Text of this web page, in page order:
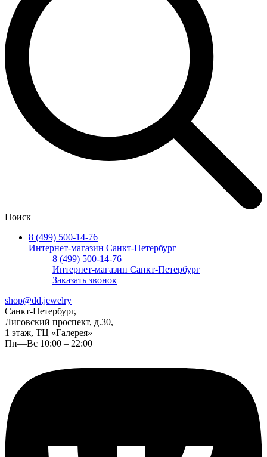
Поиск
8 (499) 500-14-76
Интернет-магазин Санкт-Петербург
8 (499) 500-14-76
Интернет-магазин Санкт-Петербург
Заказать звонок
shop@dd.jewelry
Санкт-Петербург,
Лиговский проспект, д.30,
1 этаж, ТЦ «Галерея»
Пн—Вс 10:00 – 22:00